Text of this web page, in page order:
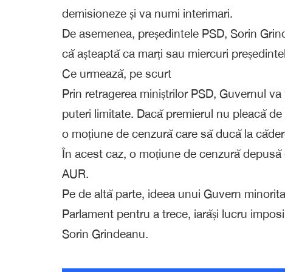
demisioneze și va numi interimari.
De asemenea, președintele PSD, Sorin
că așteaptă ca marți sau miercuri
Ce urmează, pe scurt
Prin retragerea miniștrilor PSD, Guvernul
puteri limitate. Dacă premierul nu pleacă
o moțiune de cenzură care să ducă la
În acest caz, o moțiune de cenzură
AUR.
Pe de altă parte, ideea unui Guvern
Parlament pentru a trece, iarăși lucru
Sorin Grindeanu.